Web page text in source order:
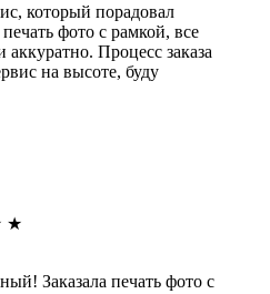
который порадовал
фото с рамкой, все
Процесс заказа
на высоте, буду
★
Заказала печать фото с